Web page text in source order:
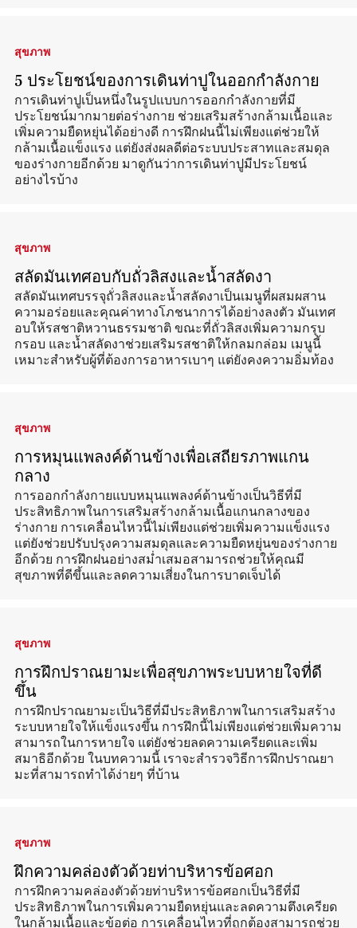
สุขภาพ
5 ประโยชน์ของการเดินท่าปูในออกกำลังกาย
การเดินท่าปูเป็นหนึ่งในรูปแบบการออกกำลังกายที่มี
ประโยชน์มากมายต่อร่างกาย ช่วยเสริมสร้างกล้ามเนื้อและ
เพิ่มความยืดหยุ่นได้อย่างดี การฝึกฝนนี้ไม่เพียงแต่ช่วยให้
กล้ามเนื้อแข็งแรง แต่ยังส่งผลดีต่อระบบประสาทและสมดุล
ของร่างกายอีกด้วย มาดูกันว่าการเดินท่าปูมีประโยชน์
อย่างไรบ้าง
สุขภาพ
สลัดมันเทศอบกับถั่วลิสงและน้ำสลัดงา
สลัดมันเทศบรรจุถั่วลิสงและน้ำสลัดงาเป็นเมนูที่ผสมผสาน
ความอร่อยและคุณค่าทางโภชนาการได้อย่างลงตัว มันเทศ
อบให้รสชาติหวานธรรมชาติ ขณะที่ถั่วลิสงเพิ่มความกรุบ
กรอบ และน้ำสลัดงาช่วยเสริมรสชาติให้กลมกล่อม เมนูนี้
เหมาะสำหรับผู้ที่ต้องการอาหารเบาๆ แต่ยังคงความอิ่มท้อง
สุขภาพ
การหมุนแพลงค์ด้านข้างเพื่อเสถียรภาพแกน
กลาง
การออกกำลังกายแบบหมุนแพลงค์ด้านข้างเป็นวิธีที่มี
ประสิทธิภาพในการเสริมสร้างกล้ามเนื้อแกนกลางของ
ร่างกาย การเคลื่อนไหวนี้ไม่เพียงแต่ช่วยเพิ่มความแข็งแรง
แต่ยังช่วยปรับปรุงความสมดุลและความยืดหยุ่นของร่างกาย
อีกด้วย การฝึกฝนอย่างสม่ำเสมอสามารถช่วยให้คุณมี
สุขภาพที่ดีขึ้นและลดความเสี่ยงในการบาดเจ็บได้
สุขภาพ
การฝึกปราณยามะเพื่อสุขภาพระบบหายใจที่ดี
ขึ้น
การฝึกปราณยามะเป็นวิธีที่มีประสิทธิภาพในการเสริมสร้าง
ระบบหายใจให้แข็งแรงขึ้น การฝึกนี้ไม่เพียงแต่ช่วยเพิ่มความ
สามารถในการหายใจ แต่ยังช่วยลดความเครียดและเพิ่ม
สมาธิอีกด้วย ในบทความนี้ เราจะสำรวจวิธีการฝึกปราณยา
มะที่สามารถทำได้ง่ายๆ ที่บ้าน
สุขภาพ
ฝึกความคล่องตัวด้วยท่าบริหารข้อศอก
การฝึกความคล่องตัวด้วยท่าบริหารข้อศอกเป็นวิธีที่มี
ประสิทธิภาพในการเพิ่มความยืดหยุ่นและลดความตึงเครียด
ในกล้ามเนื้อและข้อต่อ การเคลื่อนไหวที่ถูกต้องสามารถช่วย